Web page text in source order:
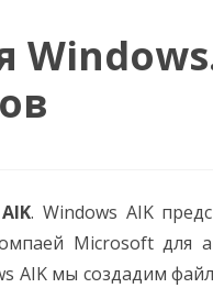
. Windows AIK
Microsoft для
AIK мы создадим